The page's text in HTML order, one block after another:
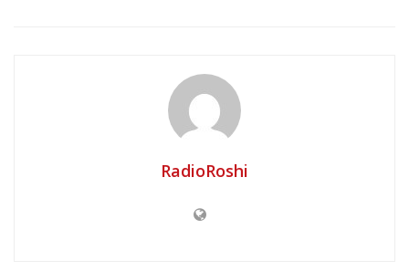
RadioRoshi